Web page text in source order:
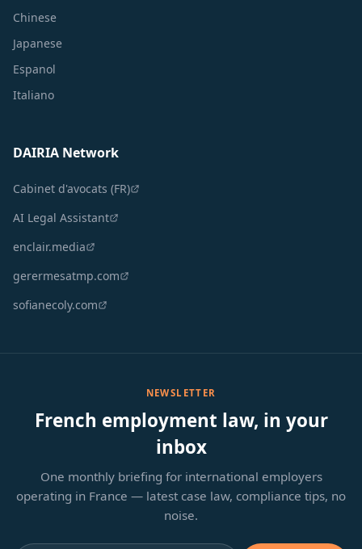
Chinese
Japanese
Espanol
Italiano
DAIRIA Network
Cabinet d'avocats (FR)
AI Legal Assistant
enclair.media
gerermesatmp.com
sofianecoly.com
NEWSLETTER
French employment law, in your
inbox
One monthly briefing for international employers
operating in France — latest case law, compliance tips, no
noise.